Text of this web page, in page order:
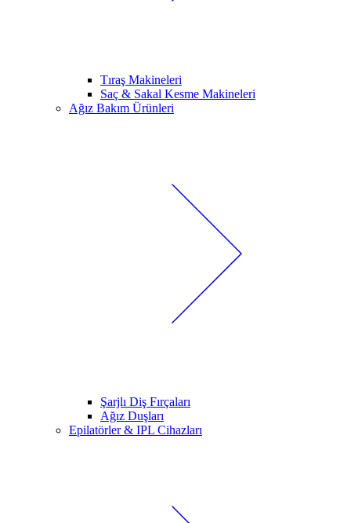
Tıraş Makineleri
Saç & Sakal Kesme Makineleri
Ağız Bakım Ürünleri
Şarjlı Diş Fırçaları
Ağız Duşları
Epilatörler & IPL Cihazları